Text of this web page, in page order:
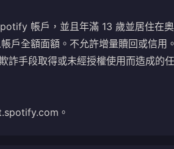
帳戶，並且年滿 13 歲並居住在奧
戶全額面額。不允許增量贖回或信用。
手段取得或未經授權使用而造成的
。